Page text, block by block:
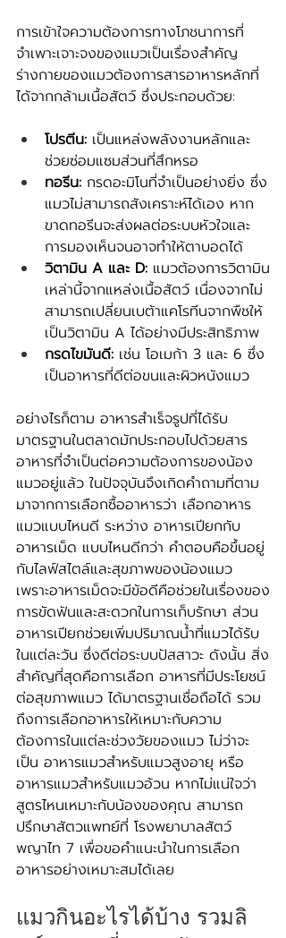
การเข้าใจความต้องการทางโภชนาการที่
จำเพาะเจาะจงของแมวเป็นเรื่องสำคัญ
ร่างกายของแมวต้องการสารอาหารหลักที่
ได้จากกล้ามเนื้อสัตว์ ซึ่งประกอบด้วย:
โปรตีน: เป็นแหล่งพลังงานหลักและ
ช่วยซ่อมแซมส่วนที่สึกหรอ
ทอรีน: กรดอะมิโนที่จำเป็นอย่างยิ่ง ซึ่ง
แมวไม่สามารถสังเคราะห์ได้เอง หาก
ขาดทอรีนจะส่งผลต่อระบบหัวใจและ
การมองเห็นจนอาจทำให้ตาบอดได้
วิตามิน A และ D: แมวต้องการวิตามิน
เหล่านี้จากแหล่งเนื้อสัตว์ เนื่องจากไม่
สามารถเปลี่ยนเบต้าแคโรทีนจากพืชให้
เป็นวิตามิน A ได้อย่างมีประสิทธิภาพ
กรดไขมันดี: เช่น โอเมก้า 3 และ 6 ซึ่ง
เป็นอาหารที่ดีต่อขนและผิวหนังแมว
อย่างไรก็ตาม อาหารสำเร็จรูปที่ได้รับ
มาตรฐานในตลาดมักประกอบไปด้วยสาร
อาหารที่จำเป็นต่อความต้องการของน้อง
แมวอยู่แล้ว ในปัจจุบันจึงเกิดคำถามที่ตาม
มาจากการเลือกซื้ออาหารว่า เลือกอาหาร
แมวแบบไหนดี ระหว่าง อาหารเปียกกับ
อาหารเม็ด แบบไหนดีกว่า คำตอบคือขึ้นอยู่
กับไลฟ์สไตล์และสุขภาพของน้องแมว
เพราะอาหารเม็ดจะมีข้อดีคือช่วยในเรื่องของ
การขัดฟันและสะดวกในการเก็บรักษา ส่วน
อาหารเปียกช่วยเพิ่มปริมาณน้ำที่แมวได้รับ
ในแต่ละวัน ซึ่งดีต่อระบบปัสสาวะ ดังนั้น สิ่ง
สำคัญที่สุดคือการเลือก อาหารที่มีประโยชน์
ต่อสุขภาพแมว ได้มาตรฐานเชื่อถือได้ รวม
ถึงการเลือกอาหารให้เหมาะกับความ
ต้องการในแต่ละช่วงวัยของแมว ไม่ว่าจะ
เป็น อาหารแมวสำหรับแมวสูงอายุ หรือ
อาหารแมวสำหรับแมวอ้วน หากไม่แน่ใจว่า
สูตรไหนเหมาะกับน้องของคุณ สามารถ
ปรึกษาสัตวแพทย์ที่ โรงพยาบาลสัตว์
พญาไท 7 เพื่อขอคำแนะนำในการเลือก
อาหารอย่างเหมาะสมได้เลย
แมวกินอะไรได้บ้าง รวมลิ